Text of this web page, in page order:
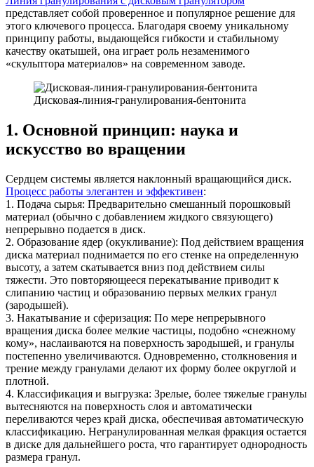
представляет собой проверенное и популярное решение для
этого ключевого процесса. Благодаря своему уникальному
принципу работы, выдающейся гибкости и стабильному
качеству окатышей, она играет роль незаменимого
«скульптора материалов» на современном заводе.
Дисковая-линия-гранулирования-бентонита
1. Основной принцип: наука и
искусство во вращении
Сердцем системы является наклонный вращающийся диск.
Процесс работы элегантен и эффективен:
1. Подача сырья: Предварительно смешанный порошковый
материал (обычно с добавлением жидкого связующего)
непрерывно подается в диск.
2. Образование ядер (окукливание): Под действием вращения
диска материал поднимается по его стенке на определенную
высоту, а затем скатывается вниз под действием силы
тяжести. Это повторяющееся перекатывание приводит к
слипанию частиц и образованию первых мелких гранул
(зародышей).
3. Накатывание и сферизация: По мере непрерывного
вращения диска более мелкие частицы, подобно «снежному
кому», наслаиваются на поверхность зародышей, и гранулы
постепенно увеличиваются. Одновременно, столкновения и
трение между гранулами делают их форму более округлой и
плотной.
4. Классификация и выгрузка: Зрелые, более тяжелые гранулы
вытесняются на поверхность слоя и автоматически
переливаются через край диска, обеспечивая автоматическую
классификацию. Негранулированная мелкая фракция остается
в диске для дальнейшего роста, что гарантирует однородность
размера гранул.